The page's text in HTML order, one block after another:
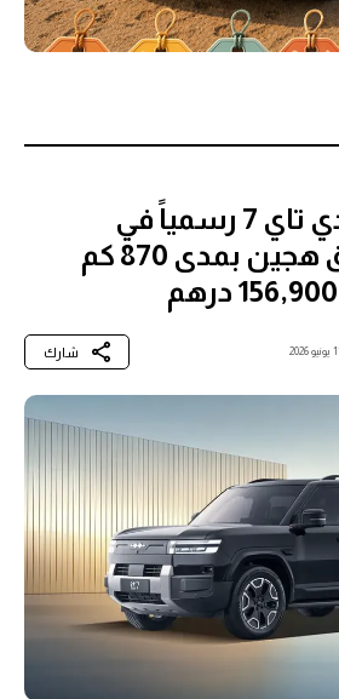
إطلاق بي واي دي تاي 7 رسمياً في
الإمارات: عملاق هجين بمدى 870 كم
2026 شارك